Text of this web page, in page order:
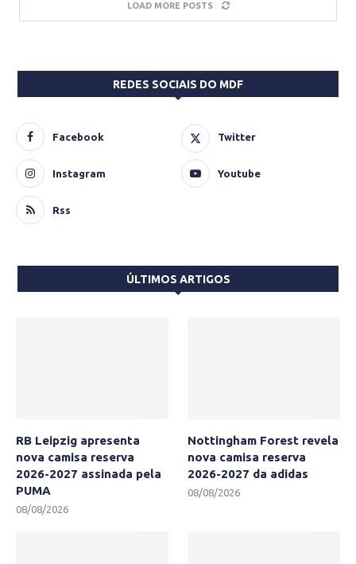
LOAD MORE POSTS
REDES SOCIAIS DO MDF
Facebook Twitter
Instagram Youtube
Rss
ÚLTIMOS ARTIGOS
RB Leipzig apresenta
nova camisa reserva
2026-2027 assinada pela
PUMA
08/08/2026
Nottingham Forest revela
nova camisa reserva
2026-2027 da adidas
08/08/2026